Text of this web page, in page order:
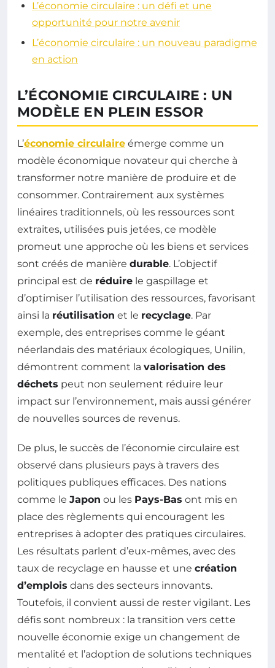
L’économie circulaire : un défi et une
opportunité pour notre avenir
L’économie circulaire : un nouveau paradigme
en action
L’ÉCONOMIE CIRCULAIRE : UN
MODÈLE EN PLEIN ESSOR
L’économie circulaire émerge comme un
modèle économique novateur qui cherche à
transformer notre manière de produire et de
consommer. Contrairement aux systèmes
linéaires traditionnels, où les ressources sont
extraites, utilisées puis jetées, ce modèle
promeut une approche où les biens et services
sont créés de manière durable. L’objectif
principal est de réduire le gaspillage et
d’optimiser l’utilisation des ressources, favorisant
ainsi la réutilisation et le recyclage. Par
exemple, des entreprises comme le géant
néerlandais des matériaux écologiques, Unilin,
démontrent comment la valorisation des
déchets peut non seulement réduire leur
impact sur l’environnement, mais aussi générer
de nouvelles sources de revenus.
De plus, le succès de l’économie circulaire est
observé dans plusieurs pays à travers des
politiques publiques efficaces. Des nations
comme le Japon ou les Pays-Bas ont mis en
place des règlements qui encouragent les
entreprises à adopter des pratiques circulaires.
Les résultats parlent d’eux-mêmes, avec des
taux de recyclage en hausse et une création
d’emplois dans des secteurs innovants.
Toutefois, il convient aussi de rester vigilant. Les
défis sont nombreux : la transition vers cette
nouvelle économie exige un changement de
mentalité et l’adoption de solutions techniques